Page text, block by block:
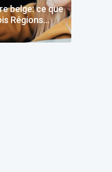
belge: ce que
Régions